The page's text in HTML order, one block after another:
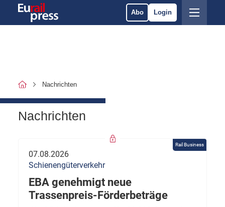
Abo Login
Nachrichten
Nachrichten
Rail Business
07.08.2026
Schienengüterverkehr
EBA genehmigt neue
Trassenpreis-Förderbeträge